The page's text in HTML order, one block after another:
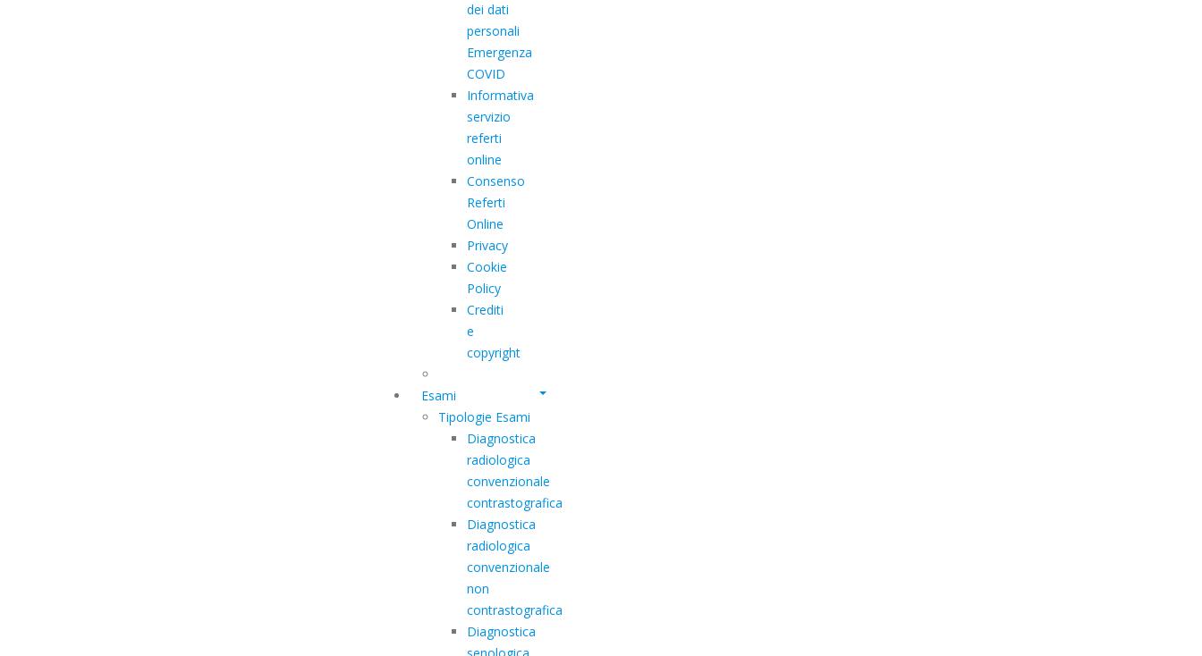
dei dati
personali
Emergenza
COVID
Informativa
servizio
referti
online
Consenso
Referti
Online
Privacy
Cookie
Policy
Crediti
e
copyright
Esami
Tipologie Esami
Diagnostica
radiologica
convenzionale
contrastografica
Diagnostica
radiologica
convenzionale
non
contrastografica
Diagnostica